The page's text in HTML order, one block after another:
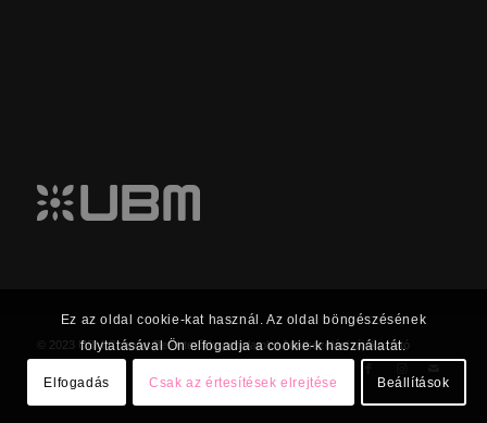
© 2023 UBM Csoport Befektetői kapcsolatok |Adatkezelési tájékoztató
Ez az oldal cookie-kat használ. Az oldal böngészésének
folytatásával Ön elfogadja a cookie-k használatát.
Elfogadás Csak az értesítések elrejtése Beállítások